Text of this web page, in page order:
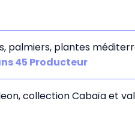
plantes
45 Producteur
collection Cabaïa et